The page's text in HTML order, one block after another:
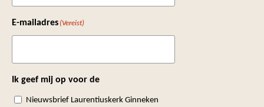
E-mailadres (Vereist)
Ik geef mij op voor de
Nieuwsbrief Laurentiuskerk Ginneken